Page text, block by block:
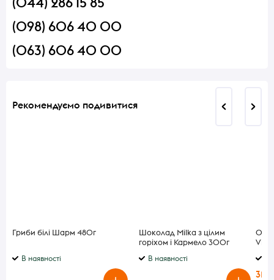
(098) 606 40 00
(063) 606 40 00
Рекомендуємо подивитися
Гриби білі Шарм 480г
В наявності
Шоколад Milka з цілим
горіхом і Кармело 300г
В наявності
310